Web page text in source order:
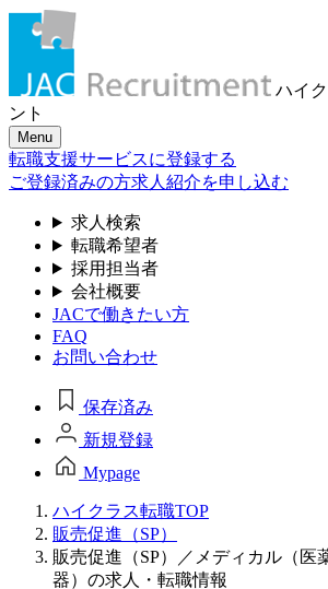
ハイ
ント
Menu
転職支援サービスに登録する
ご登録済みの方求人紹介を申し込む
求人検索
転職希望者
採用担当者
会社概要
JACで働きたい方
FAQ
お問い合わせ
保存済み
新規登録
Mypage
ハイクラス転職TOP
販売促進（SP）
販売促進（SP）／メディカル（医
器）の求人・転職情報